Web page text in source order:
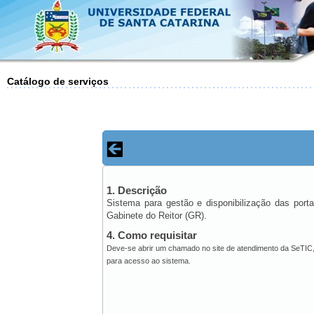
Catálogo de serviços
1. Descrição
Sistema para gestão e disponibilização das
Gabinete do Reitor (GR).
4. Como requisitar
Deve-se abrir um chamado no site de atendimento da
para acesso ao sistema.